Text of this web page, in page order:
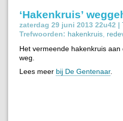
‘Hakenkruis’
zaterdag 29 juni 2013 22u42 |
Trefwoorden: hakenkruis
Het vermeende hakenkruis
weg.
Lees meer bij De Gentenaar.